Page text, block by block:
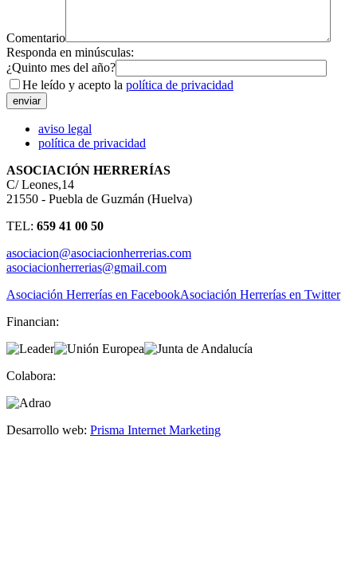
Comentario
Responda en minúsculas:
¿Quinto mes del año?
He leído y acepto la política de privacidad
aviso legal
política de privacidad
ASOCIACIÓN HERRERÍAS
C/ Leones,14
21550 - Puebla de Guzmán (Huelva)
TEL: 659 41 00 50
asociacion@asociacionherrerias.com
asociacionherrerias@gmail.com
Asociación Herrerías en FacebookAsociación Herrerías en Twitter
Financian:
Colabora:
Desarrollo web: Prisma Internet Marketing